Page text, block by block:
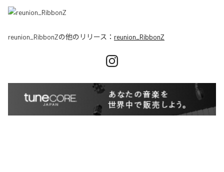
reunion_RibbonZの他のリリース： reunion_RibbonZ